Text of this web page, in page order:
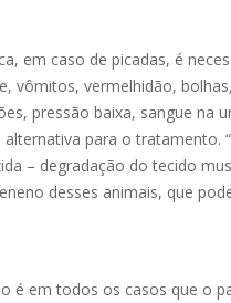
em caso de picadas, é
vômitos, vermelhidão,
pressão baixa, sangue na
para o tratamento.
– degradação do tecido
desses animais, que
é em todos os casos que o